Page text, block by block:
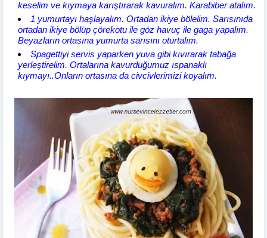
keselim ve kıymaya karıştırarak kavuralım. Karabiber atalım.
1 yumurtayı haşlayalım. Ortadan ikiye bölelim. Sarısınıda
ortadan ikiye bölüp çörekotu ile göz havuç ile gaga yapalım.
Beyazların ortasına yumurta sarısını oturtalım.
Spagettiyi servis yaparken yuva gibi kıvırarak tabağa
yerleştirelim. Ortalarına kavurduğumuz ıspanaklı
kıymayı..Onların ortasına da civcivlerimizi koyalım.